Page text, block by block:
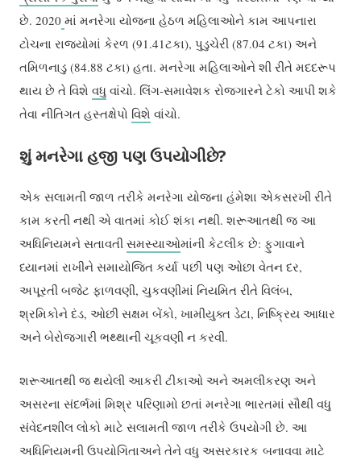
છે. 2020 માં મનરેગા યોજના હેઠળ મહિલાઓને કામ આપનારા
ટોચના રાજ્યોમાં કેરળ (91.41ટકા), પુડુચેરી (87.04 ટકા) અને
તમિળનાડુ (84.88 ટકા) હતા. મનરેગા મહિલાઓને શી રીતે મદદરૂપ
થાય છે તે વિશેવધુ વાંચો. લિંગ-સમાવેશક રોજગારને ટેકો આપી શકે
તેવા નીતિગત હસ્તક્ષેપો વિશે વાંચો.
શું મનરેગા હજી પણ ઉપયોગીછે?
એક સલામતી જાળ તરીકે મનરેગા યોજના હંમેશા એકસરખી રીતે
કામ કરતી નથી એ વાતમાં કોઈ શંકા નથી. શરૂઆતથી જ આ
અધિનિયમને સતાવતીસમસ્યાઓમાંની કેટલીક છે: ફુગાવાને
ધ્યાનમાં રાખીને સમાયોજિત કર્યા પછી પણ ઓછા વેતન દર,
અપૂરતી બજેટ ફાળવણી, ચુકવણીમાં નિયમિત રીતે વિલંબ,
શ્રમિકોને દંડ, ઓછી સક્ષમ બેંકો, ખામીયુક્ત ડેટા, નિષ્ક્રિય આધાર
અને બેરોજગારી ભથ્થાની ચૂકવણી ન કરવી.
શરૂઆતથી જ થયેલી આકરી ટીકાઓ અને અમલીકરણ અને
અસરના સંદર્ભમાં મિશ્ર પરિણામો છતાં મનરેગા ભારતમાં સૌથી વધુ
સંવેદનશીલ લોકો માટે સલામતી જાળ તરીકે ઉપયોગી છે. આ
અધિનિયમની ઉપયોગિતાઅને તેને વધુ અસરકારક બનાવવા માટે